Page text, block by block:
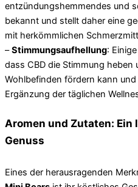
entzündungshemmendes und
bekannt und stellt daher eine
mit herkömmlichen
–Stimmungsaufhellung:
dass CBD die Stimmung heben
Wohlbefinden fördern kann
Ergänzung der täglichen
Aromen und Zutaten: Ein
Genuss
Eines der herausragenden